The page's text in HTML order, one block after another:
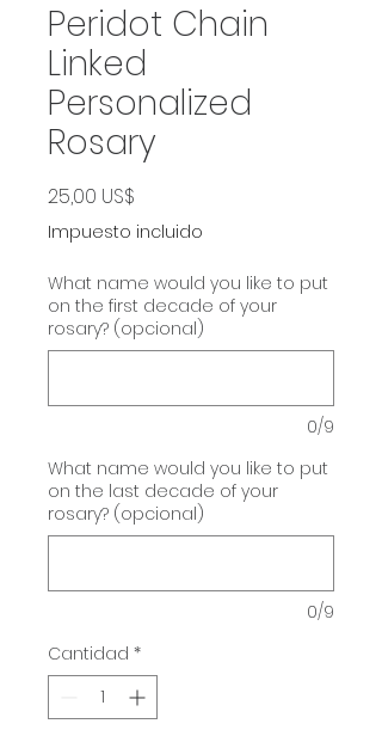
Peridot Chain
Linked
Personalized
Rosary
25,00 US$
Impuesto incluido
What name would you like to put
on the first decade of your
rosary? (opcional)
0/9
What name would you like to put
on the last decade of your
rosary? (opcional)
0/9
Cantidad *